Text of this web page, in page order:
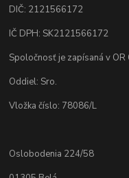
DIČ: 2121566172
IČ DPH: SK2121566172
Spoločnosť je zapísaná v OR
Oddiel: Sro.
Vložka číslo: 78086/L
Oslobodenia 224/58